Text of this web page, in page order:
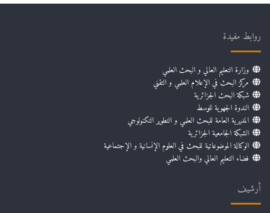
روابط مفيدة
وزارة التعليم العالي و البحث العلمي
مركز البحث في الإعلام العلمي و التقني
شبكة البحث الجزائرية
الندوة الجهوية للوسط
المديرية العامة للبحث العلمي و التطوير التكنولوجي
الشبكة الجامعية الجزائرية
الوكالة الموضوعاتية للبحث في العلوم الإنسانية و الإجتماعية
فضاء التعليم العالي والبحث العلمي
أرشيف